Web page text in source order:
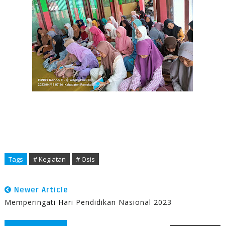
Tags # Kegiatan # Osis
Newer Article
Memperingati Hari Pendidikan Nasional 2023